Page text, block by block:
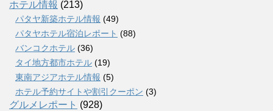
ホテル情報 (213)
パタヤ新築ホテル情報 (49)
パタヤホテル宿泊レポート (88)
バンコクホテル (36)
タイ地方都市ホテル (19)
東南アジアホテル情報 (5)
ホテル予約サイトや割引クーポン (3)
グルメレポート (928)